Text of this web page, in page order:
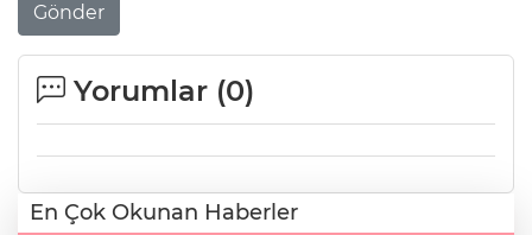
Gönder
Yorumlar (0)
En Çok Okunan Haberler